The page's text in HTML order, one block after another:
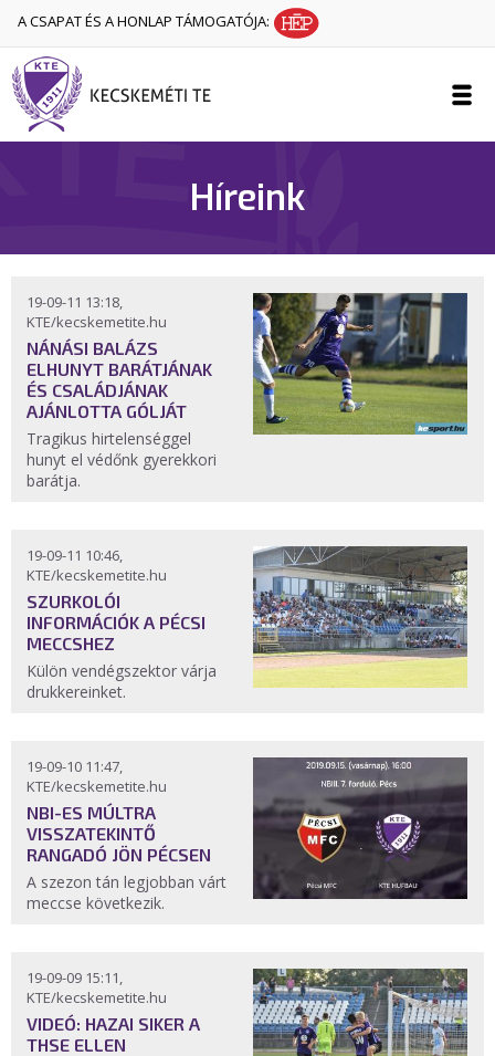
A CSAPAT ÉS A HONLAP TÁMOGATÓJA:
Híreink
19-09-11 13:18,
KTE/kecskemetite.hu
NÁNÁSI BALÁZS
ELHUNYT BARÁTJÁNAK
ÉS CSALÁDJÁNAK
AJÁNLOTTA GÓLJÁT
Tragikus hirtelenséggel
hunyt el védőnk gyerekkori
barátja.
19-09-11 10:46,
KTE/kecskemetite.hu
SZURKOLÓI
INFORMÁCIÓK A PÉCSI
MECCSHEZ
Külön vendégszektor várja
drukkereinket.
19-09-10 11:47,
KTE/kecskemetite.hu
NBI-ES MÚLTRA
VISSZATEKINTŐ
RANGADÓ JÖN PÉCSEN
A szezon tán legjobban várt
meccse következik.
19-09-09 15:11,
KTE/kecskemetite.hu
VIDEÓ: HAZAI SIKER A
THSE ELLEN